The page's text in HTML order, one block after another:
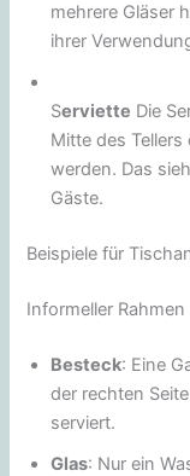
mehrere Gläser
ihrer
Serviette Die
Mitte des
werden. Das
Gäste.
Beispiele für
Informeller Rahmen
Besteck: Eine
der rechten
serviert.
Glas: Nur ein